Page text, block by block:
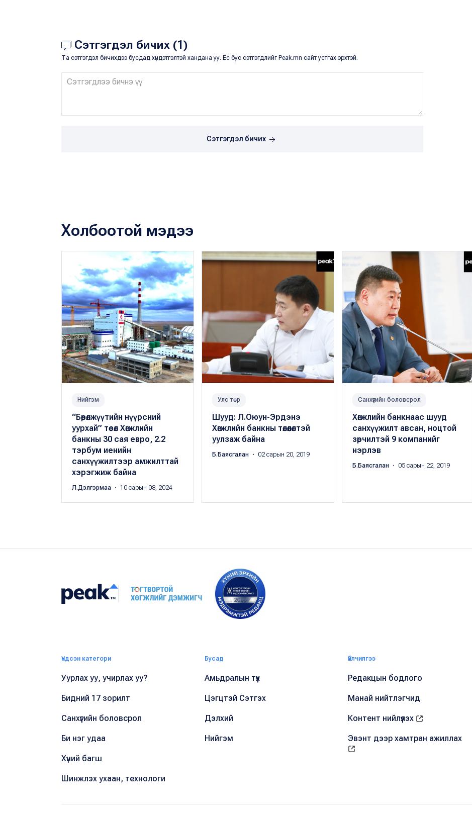
Сэтгэгдэл бичих (1)
Та сэтгэгдэл бичихдээ бусдад хүндэтгэлтэй хандана уу. Ёс бус сэтгэгдлийг Peak.mn сайт устгах эрхтэй.
Сэтгэгдэл бичих
Холбоотой мэдээ
Нийгэм
“Бөөрөлжүүтийн нүүрсний
уурхай” төсөл Хөгжлийн
банкны 30 сая евро, 2.2
тэрбум иенийн
санхүүжилтээр амжилттай
хэрэгжиж байна
Л.Дэлгэрмаа ・ 10 сарын 08, 2024
Улс төр
Шууд: Л.Оюун-Эрдэнэ
Хөгжлийн банкны төлөөлөлтэй
уулзаж байна
Б.Баясгалан ・ 02 сарын 20, 2019
Санхүүгийн боловсрол
Хөгжлийн банкнаас шууд
санхүүжилт авсан, ноцтой
зөрчилтэй 9 компанийг
нэрлэв
Б.Баясгалан ・ 05 сарын 22, 2019
Үндсэн категори
Уурлах уу, учирлах уу?
Бидний 17 зорилт
Санхүүгийн боловсрол
Би нэг удаа
Хүний багш
Шинжлэх ухаан, технологи
Бусад
Амьдралын түүх
Цэгцтэй Сэтгэх
Дэлхий
Нийгэм
Үйлчилгээ
Редакцын бодлого
Манай нийтлэгчид
Контент нийлүүлэх
Эвэнт дээр хамтран ажиллах